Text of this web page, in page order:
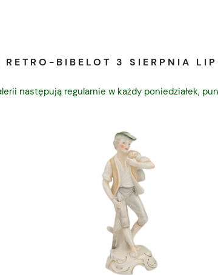
RETRO-BIBELOT 3 SIERPNIA
następują regularnie w każdy poniedziałek,